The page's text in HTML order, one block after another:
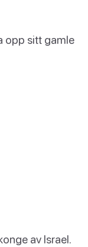
opp sitt gamle
av Israel.